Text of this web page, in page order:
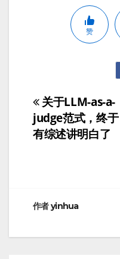
赞
文
章
关于LLM-as-a-
judge范式，终于
有综述讲明白了
作者yinhua